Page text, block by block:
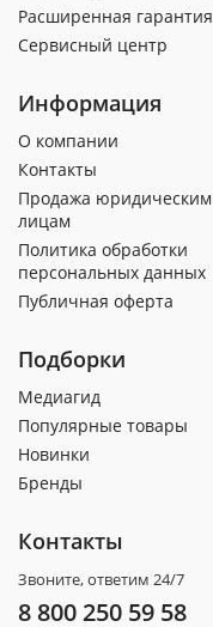
Расширенная гарантия
Сервисный центр
Информация
О компании
Контакты
Продажа юридическим
лицам
Политика обработки
персональных данных
Публичная оферта
Подборки
Медиагид
Популярные товары
Новинки
Бренды
Контакты
Звоните, ответим 24/7
8 800 250 59 58